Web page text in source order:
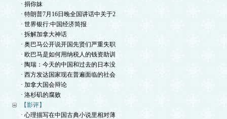
· 捐你妹
· 特朗普7月16日晚全国讲话中关于2
· 世界银行:中国经济简报
· 拆解加拿大神话
· 奥巴马公开说开国先贤们严重失职
· 欧巴马是如何用纳税人的钱资助训
· 陶瑞：今天的中国和过去的日本没
· 西方发达国家现在普遍面临的社会
· 加拿大国会辩论
· 洛杉矶的腐败
【影评】
· 心理描写在中国古典小说里相对薄